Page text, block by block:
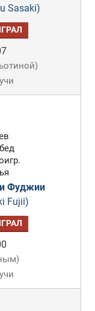
Sasaki)
)
Фуджии
Fujii)
)